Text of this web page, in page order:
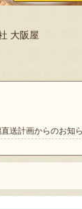
大阪屋
直送計画からのお知